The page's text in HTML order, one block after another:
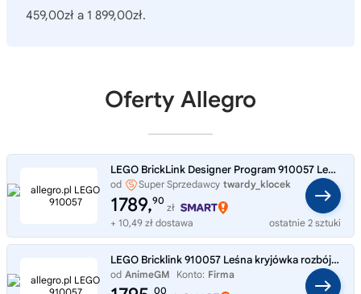
459,00zł a 1 899,00zł.
Oferty Allegro
LEGO BrickLink Designer Program 910057 Leśna kryjówka rozbójników
od Super Sprzedawcy twardy_klocek
1789,90
zł
+ 10,49 zł dostawa
ostatnie 2 sztuki
LEGO Bricklink 910057 Leśna kryjówka rozbójników
od AnimeGM Konto: Firma
00